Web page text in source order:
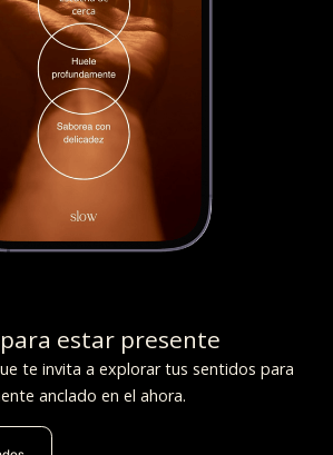
estar presente
te invita a explorar tus sentidos para
anclado en el ahora.